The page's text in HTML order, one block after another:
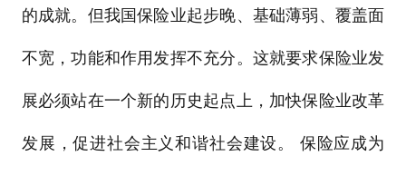
的成就。但我国保险业起步晚、基础薄弱、覆盖面
不宽，功能和作用发挥不充分。这就要求保险业发
展必须站在一个新的历史起点上，加快保险业改革
发展，促进社会主义和谐社会建设。 保险应成为